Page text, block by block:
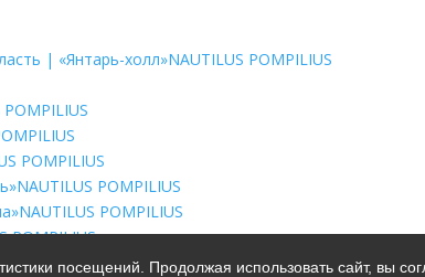
| «Янтарь-холл»NAUTILUS POMPILIUS
POMPILIUS
NAUTILUS POMPILIUS
NAUTILUS POMPILIUS
POMPILIUS
посещений. Продолжая использовать сайт, вы